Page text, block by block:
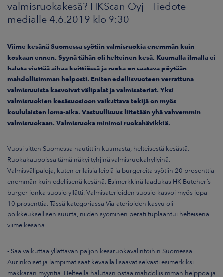
valmisruokakesä? HKScan Oyj Tiedote
medialle 4.6.2019 klo 9:30
Viime kesänä Suomessa syötiin valmisruokia enemmän kuin
koskaan ennen. Syynä tähän oli helteinen kesä. Kuumalla ilmalla ei
haluta viettää aikaa keittiössä ja ruoka on saatava pöytään
mahdollisimman helposti. Eniten edellisvuoteen verrattuna
valmisruuista kasvoivat välipalat ja valmisateriat. Yksi
valmisruokien kesäsuosioon vaikuttava tekijä on myös
koululaisten loma-aika. Vastuullisuus liitetään yhä vahvemmin
valmisruokaan. Valmisruoka minimoi ruokahävikkiä.
Vuosi sitten Suomessa nautittiin kuumasta, helteisestä kesästä.
Ruokakaupoissa tämä näkyi tyhjinä valmisruokahyllyinä.
Valmisvälipaloja, kuten erilaisia leipiä ja burgereita syötiin 20 prosenttia
enemmän kuin edellisenä kesänä. Esimerkkinä laadukas HK Butcher´s
burger jonka suosio yllätti. Valmisaterioiden suosio kasvoi myös jopa
10 prosenttia. Tässä kategoriassa Via-aterioiden kasvu oli
poikkeuksellisen suurta, niiden syöminen peräti tuplaantui helteisenä
viime kesänä.
- Sää vaikuttaa yllättävän paljon kesäruokavalintoihin Suomessa.
Aurinkoiset ja lämpimät säät keväällä lisäävät selvästi esimerkiksi
makkaran myyntiä. Helteellä halutaan ostaa mahdollisimman helppoa ja